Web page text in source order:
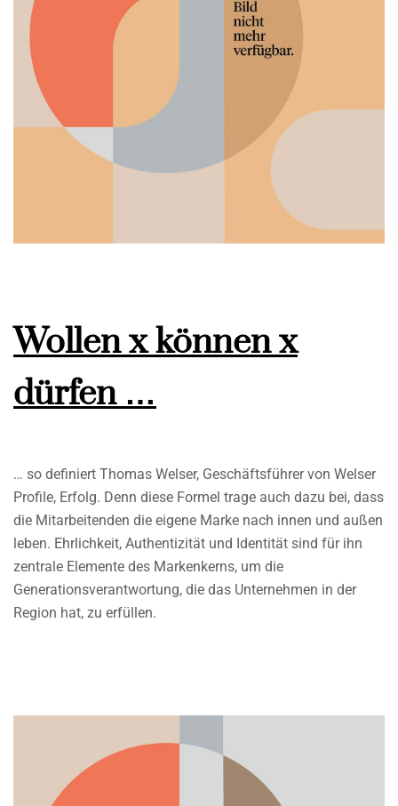
Wollen x können x
dürfen …
… so definiert Thomas Welser, Geschäftsführer von Welser
Profile, Erfolg. Denn diese Formel trage auch dazu bei, dass
die Mitarbeitenden die eigene Marke nach innen und außen
leben. Ehrlichkeit, Authentizität und Identität sind für ihn
zentrale Elemente des Markenkerns, um die
Generationsverantwortung, die das Unternehmen in der
Region hat, zu erfüllen.